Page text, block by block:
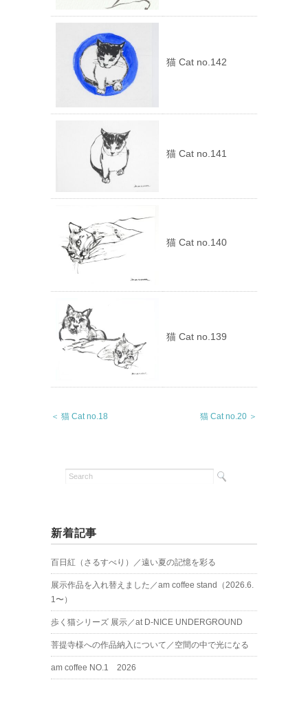
猫 Cat no.142
猫 Cat no.141
猫 Cat no.140
猫 Cat no.139
＜ 猫 Cat no.18 猫 Cat no.20 ＞
新着記事
百日紅（さるすべり）／遠い夏の記憶を彩る
展示作品を入れ替えました／am coffee stand（2026.6.
1〜）
歩く猫シリーズ 展示／at D-NICE UNDERGROUND
菩提寺様への作品納入について／空間の中で光になる
am coffee NO.1 2026